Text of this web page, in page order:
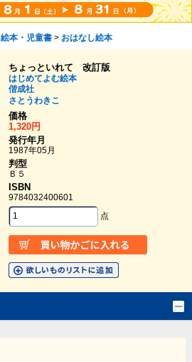
絵本・児童書> おはなし絵本
ちょっといれて 改訂版
はじめてよむ絵本
偕成社
さとうわきこ
価格
1,320円
発行年月
1987年05月
判型
Ｂ５
ISBN
9784032400601
点